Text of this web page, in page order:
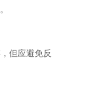
但应避免反